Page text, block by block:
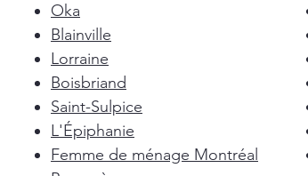
Oka
Blainville
Lorraine
Boisbriand
Saint-Sulpice
L'Épiphanie
Femme de ménage Montréal